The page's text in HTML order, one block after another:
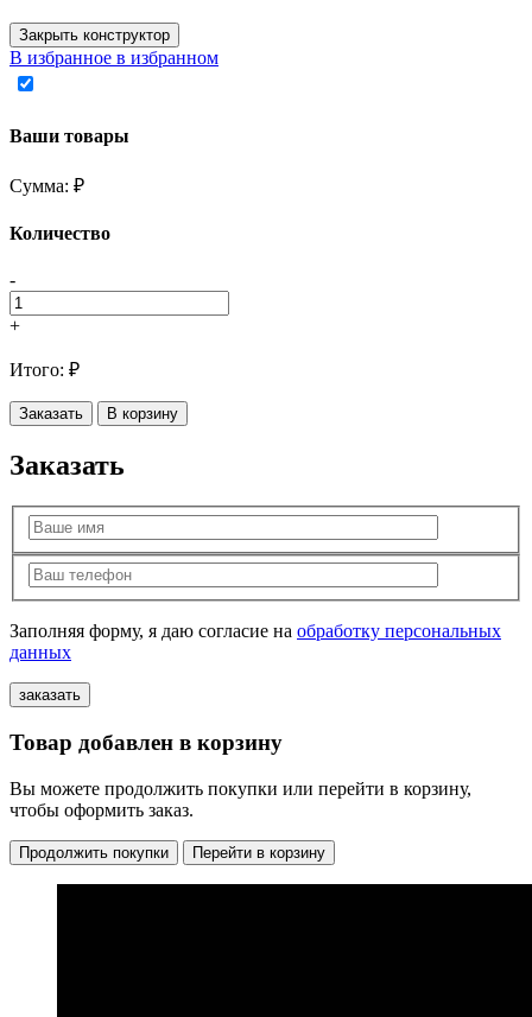
Закрыть конструктор
В избранное в избранном
Ваши товары
Сумма: ₽
Количество
-
+
Итого: ₽
Заказать В корзину
Заказать
Заполняя форму, я даю согласие на обработку персональных
данных
Товар добавлен в корзину
Вы можете продолжить покупки или перейти в корзину,
чтобы оформить заказ.
Продолжить покупки Перейти в корзину